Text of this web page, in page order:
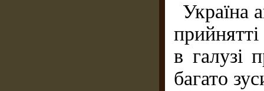
Україна
в галузі
багато